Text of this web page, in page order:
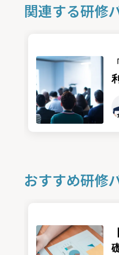
関連する研修
おすすめ研修